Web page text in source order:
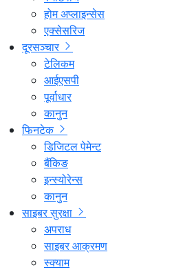
होम अप्लाइन्सेस
एक्सेसरिज
दूरसञ्चार
टेलिकम
आईएसपी
पूर्वाधार
कानुन
फिनटेक
डिजिटल पेमेन्ट
बैंकिङ
इन्स्योरेन्स
कानुन
साइबर सुरक्षा
अपराध
साइबर आक्रमण
स्क्याम